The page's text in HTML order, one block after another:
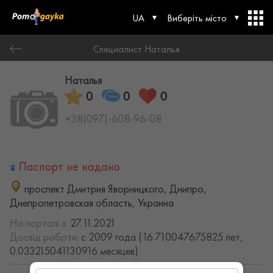
UA Виберіть місто
Специалист Наталья
Наталья
0 0 0
+38(097)-608-96-08
Паспорт не надано
проспект Дмитрия Яворницкого, Днипро,
Днепропетровская область, Украина
На порталі з: 27.11.2021
Досвід роботи: с 2009 года (16.710047675825 лет,
0.033215041130916 месяцев)